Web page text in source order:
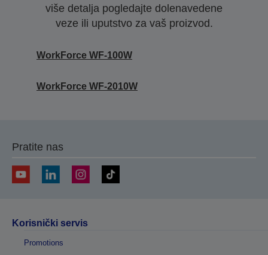
više detalja pogledajte dolenavedene
veze ili uputstvo za vaš proizvod.
WorkForce WF-100W
WorkForce WF-2010W
Pratite nas
Korisnički servis
Promotions